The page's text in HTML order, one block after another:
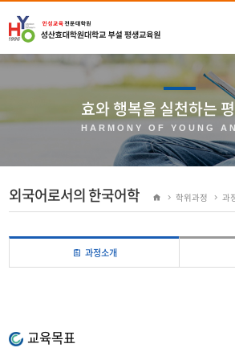
효와 행복을 실천하는
HARMONY OF YOUNG
외국어로서의 한국어학 학위과정 과
과정소개
교육목표